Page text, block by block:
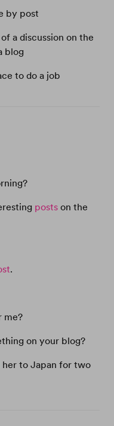
by post
a discussion on the
blog
to do a job
postson the
.
me?
on your blog?
her to Japan for two